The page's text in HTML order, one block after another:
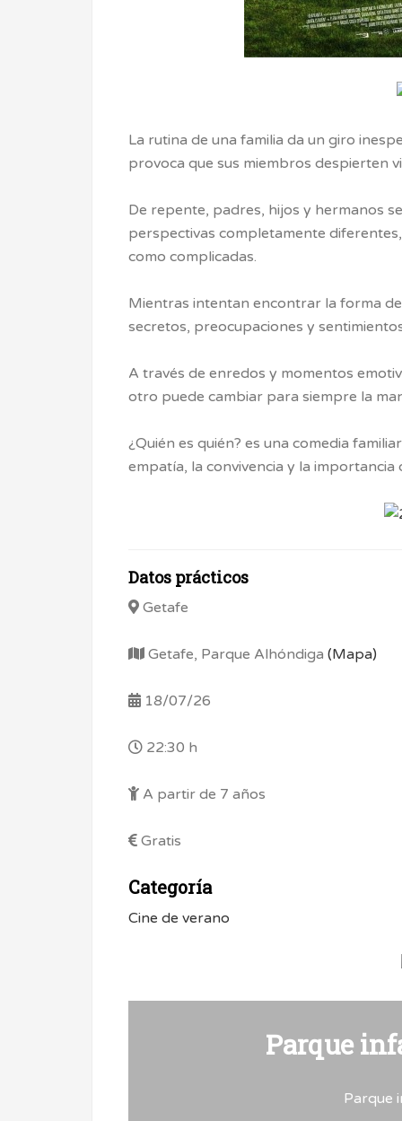
La rutina de una familia da un giro
provoca que sus miembros despierten
De repente, padres, hijos y hermanos
perspectivas completamente
como complicadas.
Mientras intentan encontrar la forma
secretos, preocupaciones y
A través de enredos y momentos
otro puede cambiar para siempre la
¿Quién es quién? es una comedia
empatía, la convivencia y la
Datos prácticos
Getafe
Getafe, Parque Alhóndiga (Mapa)
18/07/26
22:30 h
A partir de 7 años
Gratis
Categoría
Cine de verano
Parque
Parque